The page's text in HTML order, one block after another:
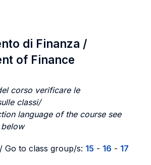
di Finanza /
of Finance
corso verificare le
classi/
language of the course see
Go to class group/s: 15 - 16 - 17